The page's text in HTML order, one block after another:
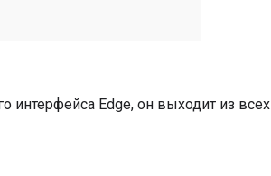
интерфейса Edge, он выходит из всех